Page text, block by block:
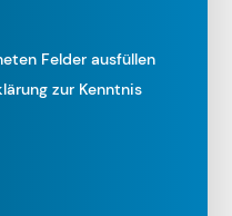
Felder ausfüllen
zur Kenntnis